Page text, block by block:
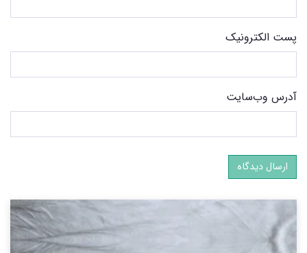
پست الکترونیک
آدرس وب‌سایت
ارسال دیدگاه